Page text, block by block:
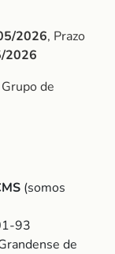
2026, Prazo
2026
de
(somos
93
de